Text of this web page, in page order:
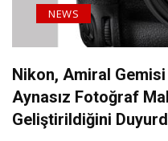
NEWS
Nikon, Amiral
Aynasız Fotoğraf
Geliştirildiğini